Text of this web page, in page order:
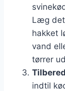
Læg det
hakket
vand
tørrer
indtil